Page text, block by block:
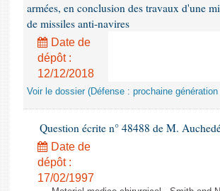
armées, en conclusion des travaux d'une
de missiles anti-navires
Date de
dépôt :
12/12/2018
Voir le dossier (Défense : prochaine
Question écrite n° 48488 de M.
Date de
dépôt :
17/02/1997